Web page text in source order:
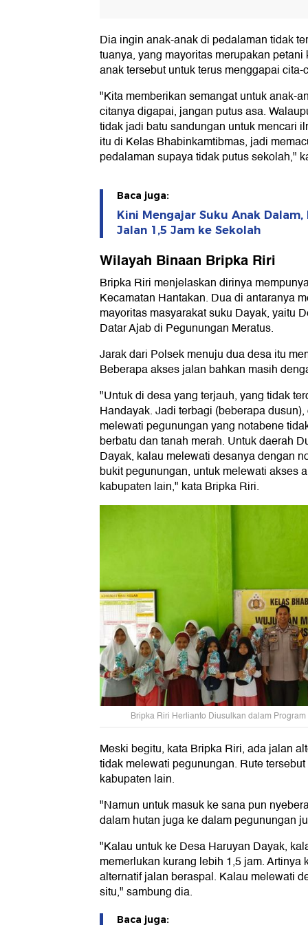
Dia ingin anak-anak di pedalaman tidak
tuanya, yang mayoritas merupakan
anak tersebut untuk terus menggapai
"Kita memberikan semangat untuk anak-
citanya digapai, jangan putus asa.
tidak jadi batu sandungan untuk mencari
itu di Kelas Bhabinkamtibmas, jadi
pedalaman supaya tidak putus sekolah,"
Baca juga:
Kini Mengajar Suku Anak
Jalan 1,5 Jam ke Sekolah
Wilayah Binaan Bripka Riri
Bripka Riri menjelaskan dirinya
Kecamatan Hantakan. Dua di antaranya
mayoritas masyarakat suku Dayak, yaitu
Datar Ajab di Pegunungan Meratus.
Jarak dari Polsek menuju dua desa itu
Beberapa akses jalan bahkan masih
"Untuk di desa yang terjauh, yang tidak
Handayak. Jadi terbagi (beberapa
melewati pegunungan yang notabene
berbatu dan tanah merah. Untuk daerah
Dayak, kalau melewati desanya dengan
bukit pegunungan, untuk melewati akses
kabupaten lain," kata Bripka Riri.
Bripka Riri Herlianto Diusulkan dalam
Meski begitu, kata Bripka Riri, ada jalan
tidak melewati pegunungan. Rute
kabupaten lain.
"Namun untuk masuk ke sana pun
dalam hutan juga ke dalam pegunungan
"Kalau untuk ke Desa Haruyan Dayak,
memerlukan kurang lebih 1,5 jam.
alternatif jalan beraspal. Kalau melewati
situ," sambung dia.
Baca juga: